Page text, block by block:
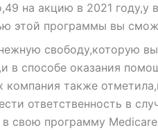
на акцию в 2021 году,у
этой программы вы
свободу,которую
в способе оказания
компания также
ответственность в
в свою программу